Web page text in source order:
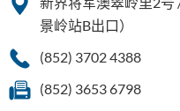
景岭站B出口）
(852) 3702 4388
(852) 3653 6798